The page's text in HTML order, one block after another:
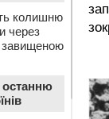
колишню
через
завищеною
останню